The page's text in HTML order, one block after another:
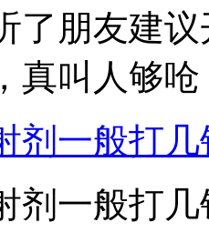
了朋友建
真叫人够呛
剂一般打几
剂一般打